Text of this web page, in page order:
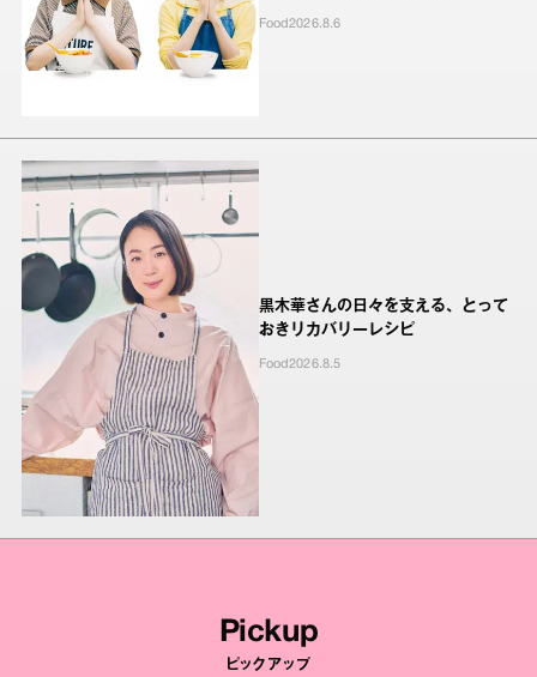
Food2026.8.6
黒木華さんの日々を支える、とって
おきリカバリーレシピ
Food2026.8.5
Pickup
ピックアップ